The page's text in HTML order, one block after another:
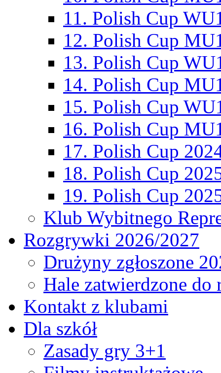
11. Polish Cup
12. Polish Cup
13. Polish Cup
14. Polish Cup
15. Polish Cup
16. Polish Cup
17. Polish Cup
18. Polish Cup
19. Polish Cup
Klub Wybitnego
Rozgrywki 2026/2027
Drużyny zgłoszone
Hale zatwierdzone
Kontakt z klubami
Dla szkół
Zasady gry 3+1